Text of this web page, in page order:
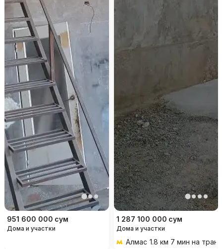
951 600 000 сум
Дома и участки
1 287 100 000 сум
Дома и участки
Алмас 1.8 км 7 мин на